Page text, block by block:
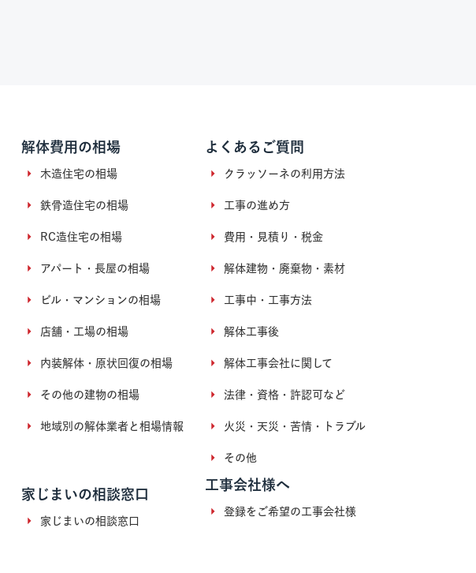
解体費用の相場
木造住宅の相場
鉄骨造住宅の相場
RC造住宅の相場
アパート・長屋の相場
ビル・マンションの相場
店舗・工場の相場
内装解体・原状回復の相場
その他の建物の相場
地域別の解体業者と相場情報
家じまいの相談窓口
家じまいの相談窓口
よくあるご質問
クラッソーネの利用方法
工事の進め方
費用・見積り・税金
解体建物・廃棄物・素材
工事中・工事方法
解体工事後
解体工事会社に関して
法律・資格・許認可など
火災・天災・苦情・トラブル
その他
工事会社様へ
登録をご希望の工事会社様